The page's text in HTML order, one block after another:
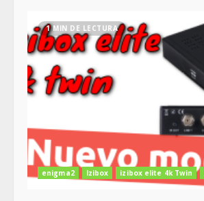
1 MIN DE LECTURA
enigma2 Izibox izibox elite 4k Twin